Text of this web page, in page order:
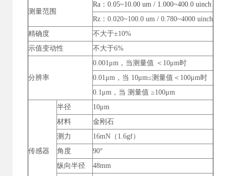
测量范围
Ra：0.05~10.00 um / 1.000~400.0 uinch
Rz：0.020~100.0 um / 0.780~4000 uinch
精确度
不大于±10%
示值变动性
不大于6%
分辨率
0.001μm，当测量值 ＜10μm时
0.01μm，当 10μm≤测量值＜100μm时
0.1μm，当 测量值 ≥100μm
传感器
半径
10μm
材料
金刚石
测力
16mN（1.6gf）
角度
90°
纵向半径
48mm